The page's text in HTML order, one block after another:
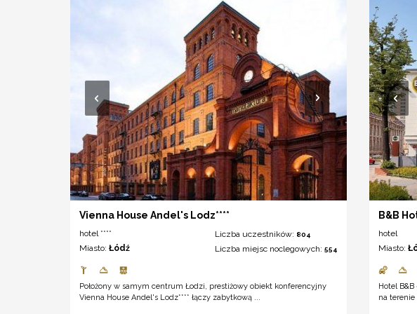
Vienna House Andel's Lodz****
hotel ****
Miasto: Łódź
Liczba uczestników: 804
Liczba miejsc noclegowych:554
Położony w samym centrum Łodzi, prestiżowy obiekt konferencyjny
Vienna House Andel's Lodz**** łączy zabytkową ...
B&B
hotel
Miasto:
Hotel
na terenie